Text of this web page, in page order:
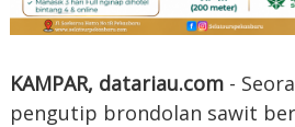
KAMPAR, datariau.com -
pengutip brondolan sawit